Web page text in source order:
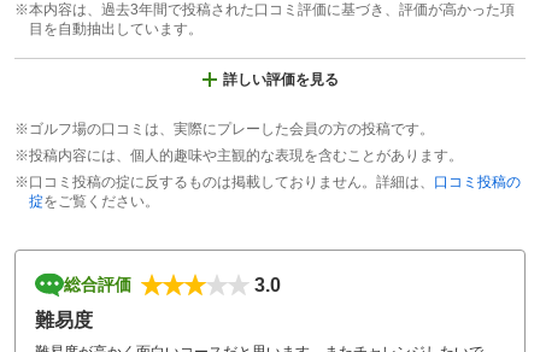
※本内容は、過去3年間で投稿された口コミ評価に基づき、評価が高かった項
目を自動抽出しています。
詳しい評価を見る
※ゴルフ場の口コミは、実際にプレーした会員の方の投稿です。
※投稿内容には、個人的趣味や主観的な表現を含むことがあります。
※口コミ投稿の掟に反するものは掲載しておりません。詳細は、 口コミ投稿の
掟をご覧ください。
総合評価
3.0
難易度